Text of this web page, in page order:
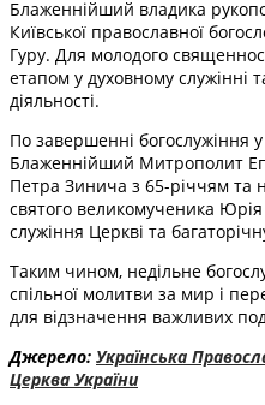
Блаженнійший владика
Київської православної
Гуру. Для молодого
етапом у духовному служінні
діяльності.
По завершенні богослужіння
Блаженнійший Митрополит
Петра Зинича з 65-річчям та
святого великомученика
служіння Церкві та
Таким чином, недільне
спільної молитви за мир і
для відзначення важливих
Джерело: Українська
Церква України